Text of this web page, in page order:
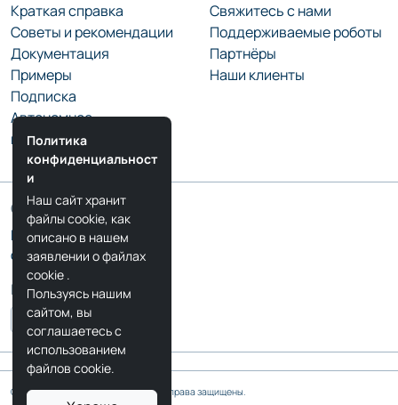
Краткая справка
Советы и рекомендации
Документация
Примеры
Подписка
Автономное
программирование
Свяжитесь с нами
Поддерживаемые роботы
Партнёры
Наши клиенты
Сообщество
Блог RoboDK
Форум RoboDK
Мы в соцсетях
Copyright © 2026 RoboDK Global. Все права защищены.
Политика
конфиденциальност
и
Наш сайт хранит
файлы cookie, как
описано в нашем
заявлении о файлах
cookie .
Пользуясь нашим
сайтом, вы
соглашаетесь с
использованием
файлов cookie.